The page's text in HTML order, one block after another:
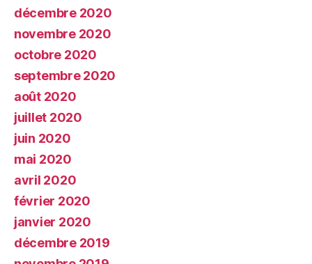
décembre 2020
novembre 2020
octobre 2020
septembre 2020
août 2020
juillet 2020
juin 2020
mai 2020
avril 2020
février 2020
janvier 2020
décembre 2019